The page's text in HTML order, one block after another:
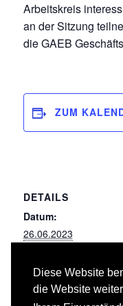
Diese Website
die Website
Arbeitskreis
an der Sitzung
die GAEB
ZUM
DETAILS
Datum:
26.06.2023
LB 045 Gas-, Wasser-
Entwässerungsanlagen –
Elemente, Fertigbäde